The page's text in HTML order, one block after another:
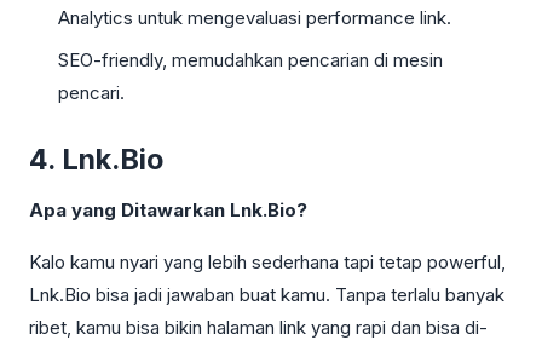
Analytics untuk mengevaluasi performance link.
SEO-friendly, memudahkan pencarian di mesin
pencari.
4. Lnk.Bio
Apa yang Ditawarkan Lnk.Bio?
Kalo kamu nyari yang lebih sederhana tapi tetap powerful,
Lnk.Bio bisa jadi jawaban buat kamu. Tanpa terlalu banyak
ribet, kamu bisa bikin halaman link yang rapi dan bisa di-